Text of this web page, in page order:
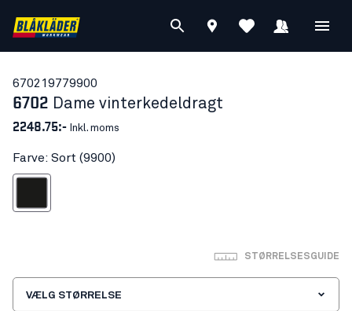
670219779900
6702 Dame vinterkedeldragt
2248.75:- Inkl. moms
Farve: Sort (9900)
STØRRELSESGUIDE
VÆLG STØRRELSE